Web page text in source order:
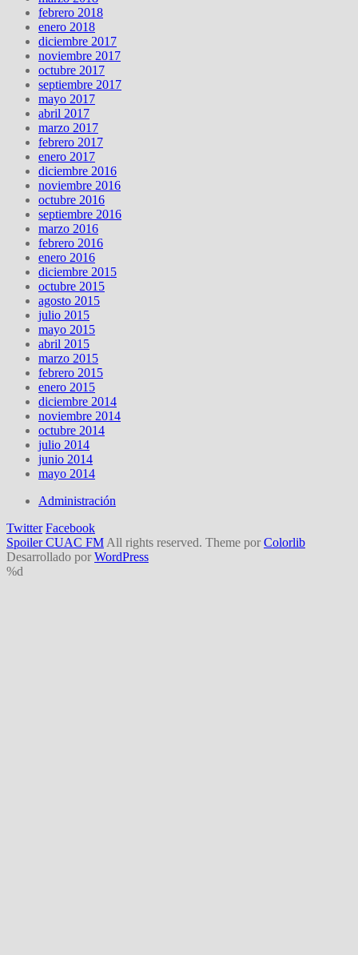
febrero 2018
enero 2018
diciembre 2017
noviembre 2017
octubre 2017
septiembre 2017
mayo 2017
abril 2017
marzo 2017
febrero 2017
enero 2017
diciembre 2016
noviembre 2016
octubre 2016
septiembre 2016
marzo 2016
febrero 2016
enero 2016
diciembre 2015
octubre 2015
agosto 2015
julio 2015
mayo 2015
abril 2015
marzo 2015
febrero 2015
enero 2015
diciembre 2014
noviembre 2014
octubre 2014
julio 2014
junio 2014
mayo 2014
Administración
Twitter Facebook
Spoiler CUAC FM All rights reserved. Theme por Colorlib
Desarrollado por WordPress
%d